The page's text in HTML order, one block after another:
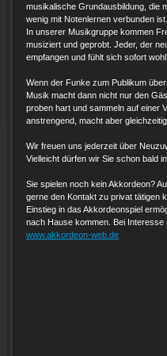
musikalische Grundausbildung, die
wenig mit Notenlernen verbunden ist.
In unserer Musikgruppe kommen
musiziert und geprobt. Jeder, der
empfangen und fühlt sich sofort
Wenn der Funke zum Publikum
Musik macht dann nicht nur den
proben hart und sammeln auf einer
anstrengend, macht aber
Wir freuen uns jederzeit über
Vielleicht dürfen wir Sie schon bald
Sie spielen noch kein Akkordeon?
gerne den Kontakt zu privat tätigen
Einstieg in das Akkordeonspiel
nach Hause kommen. Bei
www.akkordeon-web.de